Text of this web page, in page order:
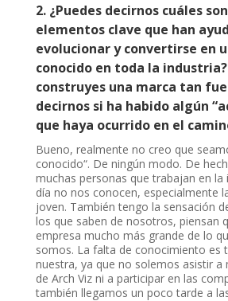
2. ¿Puedes decirnos cuáles
elementos clave que han
evolucionar y convertirse en
conocido en toda la
construyes una marca tan
decirnos si ha habido algún
que haya ocurrido en el
Bueno, realmente no creo que
conocido“. De ningún modo. De
muchas personas que trabajan en la
día no nos conocen, especialmente
joven. También tengo la sensación
los que saben de nosotros, piensan
empresa mucho más grande de lo
somos. La falta de conocimiento es
nuestra, ya que no solemos asistir a
de Arch Viz ni a participar en las
también llegamos un poco tarde a